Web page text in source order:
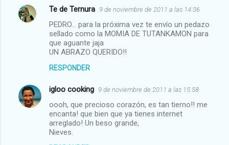
Te de Ternura 9 de noviembre de 2011 a las 14:36
PEDRO... para la próxima vez te envío un pedazo
sellado como la MOMIA DE TUTANKAMON para
que aguante jaja
UN ABRAZO QUERIDO!!
RESPONDER
igloo cooking 9 de noviembre de 2011 a las 15:58
oooh, que precioso corazón, es tan tierno!! me
encanta! que bien que ya tienes internet
arreglado! Un beso grande,
Nieves.